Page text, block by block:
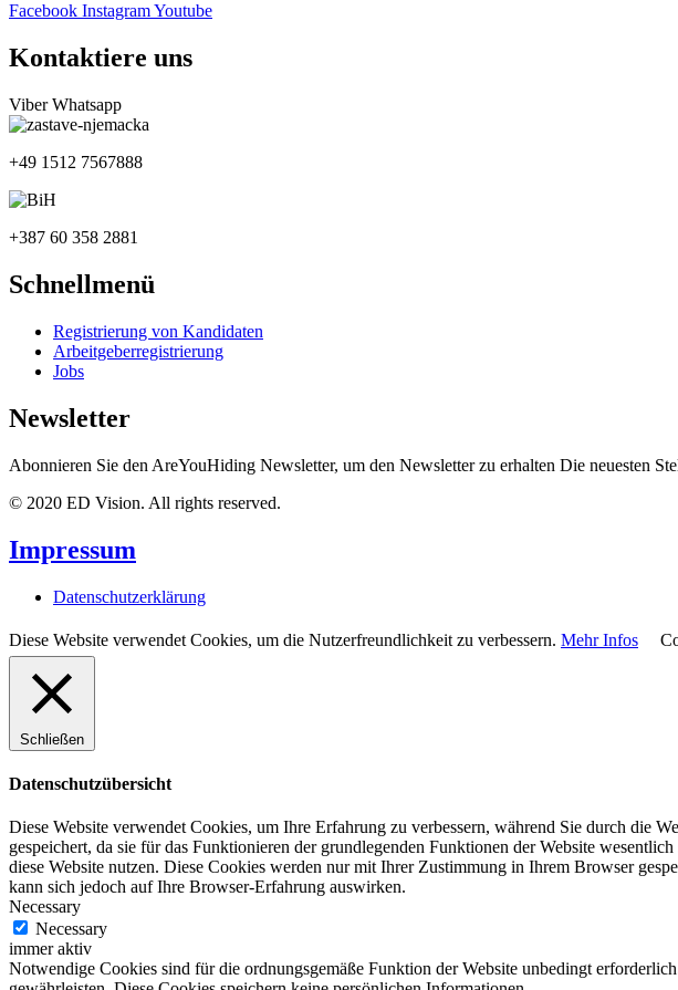
Facebook InstagramYoutube
Kontaktiere uns
Viber Whatsapp
+49 1512 7567888
+387 60 358 2881
Schnellmenü
Registrierung von Kandidaten
Arbeitgeberregistrierung
Jobs
Newsletter
Abonnieren Sie den AreYouHiding Newsletter, um den Newsletter zu erhalten Die neuesten
© 2020 ED Vision. All rights reserved.
Impressum
Datenschutzerklärung
Diese Website verwendet Cookies, um die Nutzerfreundlichkeit zu verbessern. Mehr Infos
Schließen
Datenschutzübersicht
Diese Website verwendet Cookies, um Ihre Erfahrung zu verbessern, während Sie durch die
gespeichert, da sie für das Funktionieren der grundlegenden Funktionen der Website
diese Website nutzen. Diese Cookies werden nur mit Ihrer Zustimmung in Ihrem Browser
kann sich jedoch auf Ihre Browser-Erfahrung auswirken.
Necessary
Necessary
immer aktiv
Notwendige Cookies sind für die ordnungsgemäße Funktion der Website unbedingt